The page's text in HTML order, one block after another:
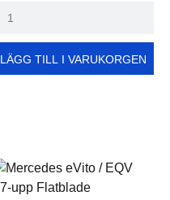
LÄGG TILL I VARUKORGEN